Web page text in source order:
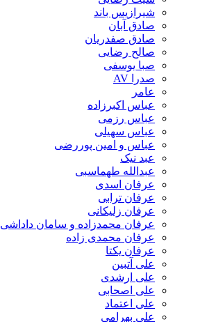
شیرازیس باند
صادق آبان
صادق صفدریان
صالح رضایی
صبا یوسفی
صدرا AV
عامر
عباس اکبرزاده
عباس رزمی
عباس سهیلی
عباس و امین پوررضی
عبد نیک
عبدالله طهماسبی‎
عرفان اسدی
عرفان ترابی
عرفان زلیکانی
عرفان محمدزاده و سامان داداشی
عرفان محمدی زاده
عرفان یکتا
علی آتبین
علی ارشدی
علی اصحابی
علی اعتماد
علی بهرامی